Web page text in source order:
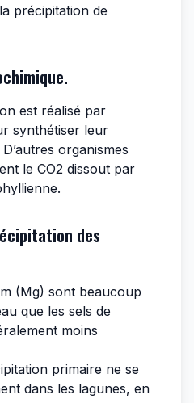
précipitation de
est réalisé par
synthétiser leur
organismes
le CO2 dissout par
des
(Mg) sont beaucoup
que les sels de
moins
primaire ne se
dans les lagunes, en